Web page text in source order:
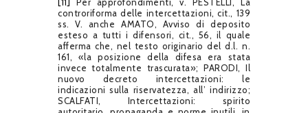
controriforma delle intercettazioni, cit., 139
ss. V. anche AMATO, Avviso di deposito
esteso a tutti i difensori, cit., 56, il quale
afferma che, nel testo originario del d.l. n.
161, «la posizione della difesa era stata
invece totalmente trascurata»; PARODI, Il
nuovo decreto intercettazioni: le
indicazioni sulla riservatezza, all’ indirizzo;
SCALFATI, Intercettazioni: spirito